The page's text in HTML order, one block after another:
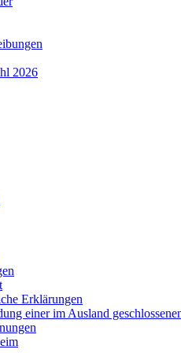
2026
Erklärungen
einer im Ausland